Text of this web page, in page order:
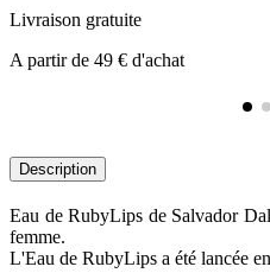
Livraison gratuite
A partir de 49 € d'achat
Description
Eau de RubyLips de Salvador
femme.
L'Eau de RubyLips a été lancée